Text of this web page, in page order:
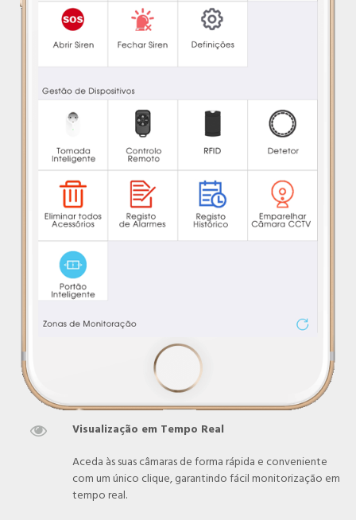

Visualização em Tempo Real
Aceda às suas câmaras de forma rápida e conveniente
com um único clique, garantindo fácil monitorização em
tempo real.